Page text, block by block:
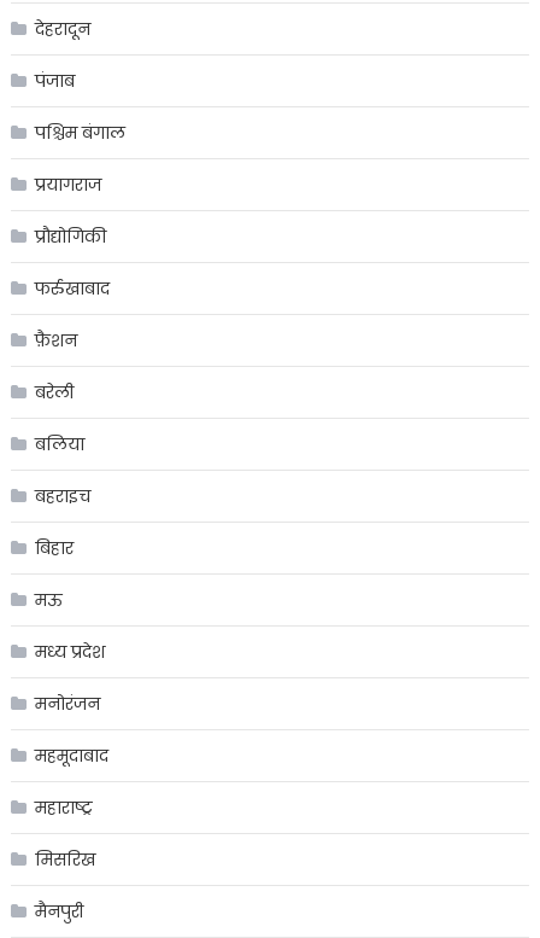
देहरादून
पंजाब
पश्चिम बंगाल
प्रयागराज
प्रौद्योगिकी
फर्रुखाबाद
फ़ैशन
बरेली
बलिया
बहराइच
बिहार
मऊ
मध्य प्रदेश
मनोरंजन
महमूदाबाद
महाराष्ट्र
मिसरिख
मैनपुरी